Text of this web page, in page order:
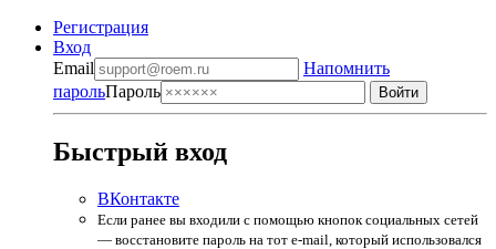
Регистрация
Вход
Email
Напомнить
парольПароль
Быстрый вход
ВКонтакте
Если ранее вы входили с помощью кнопок социальных сетей
— восстановите пароль на тот e-mail, который использовался